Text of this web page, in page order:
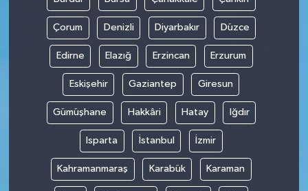
Çorum Denizli Diyarbakır Düzce
Edirne Elazığ Erzincan Erzurum
Eskişehir Gaziantep Giresun
Gümüşhane Hakkâri Hatay Iğdır
Isparta İstanbul İzmir
Kahramanmaraş Karabük Karaman
VİDEO HABER
YAŞAM